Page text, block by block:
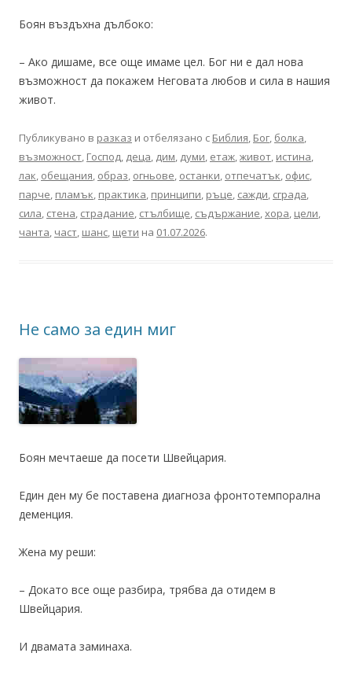
Боян въздъхна дълбоко:
– Ако дишаме, все още имаме цел. Бог ни е дал нова
възможност да покажем Неговата любов и сила в нашия
живот.
Публикувано в разказ и отбелязано с Библия, Бог, болка,
възможност, Господ, деца, дим, думи, етаж,живот, истина,
лак, обещания, образ, огньове, останки, отпечатък, офис,
парче, пламък, практика, принципи, ръце, сажди, сграда,
сила, стена, страдание, стълбище, съдържание,хора, цели,
чанта, част, шанс, щети на 01.07.2026.
Не само за един миг
Боян мечтаеше да посети Швейцария.
Един ден му бе поставена диагноза фронтотемпорална
деменция.
Жена му реши:
– Докато все още разбира, трябва да отидем в
Швейцария.
И двамата заминаха.